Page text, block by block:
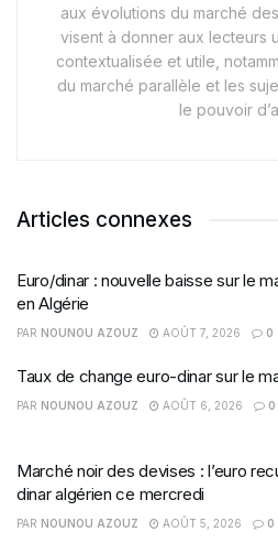
aux évolutions du marché
visent à donner aux lecteurs
contextualisée et utile,
du marché parallèle et les
le pouvoir
Articles connexes
Euro/dinar : nouvelle baisse sur le
en Algérie
PAR NOUNOU AZOUZ AOÛT 7, 2026 0
Taux de change euro-dinar sur le
PAR NOUNOU AZOUZ AOÛT 6, 2026 0
Marché noir des devises : l’euro
dinar algérien ce mercredi
PAR NOUNOU AZOUZ AOÛT 5, 2026 0